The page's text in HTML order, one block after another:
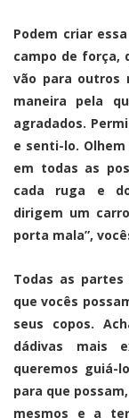
Podem criar
campo de força,
vão para outros
maneira pela
agradados.
e senti-lo.
em todas as
cada ruga e
dirigem um
porta mala”,
Todas as
que vocês
seus copos.
dádivas mais
queremos guiá-
para que
mesmos e a